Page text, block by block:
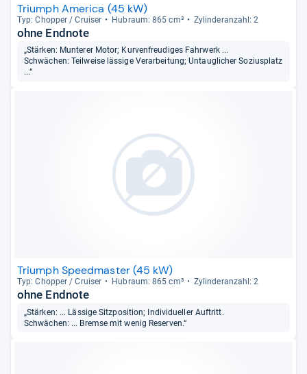
Triumph America (45 kW)
Typ: Chop­per / Crui­ser Hub­raum: 865 cm³ Zylin­deran­zahl: 2
ohne Endnote
„Stärken: Munterer Motor; Kurvenfreudiges Fahrwerk ...
Schwächen: Teilweise lässige Verarbeitung; Untauglicher Soziusplatz
...“
Triumph Speedmaster (45 kW)
Typ: Chop­per / Crui­ser Hub­raum: 865 cm³ Zylin­deran­zahl: 2
ohne Endnote
„Stärken: ... Lässige Sitzposition; Individueller Auftritt.
Schwächen: ... Bremse mit wenig Reserven.“